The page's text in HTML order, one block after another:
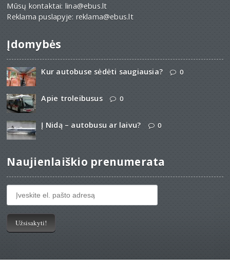
Mūsų kontaktai: lina@ebus.lt
Reklama puslapyje: reklama@ebus.lt
Įdomybės
Kur autobuse sėdėti saugiausia? 0
Apie troleibusus 0
Į Nidą – autobusu ar laivu? 0
Naujienlaiškio prenumerata